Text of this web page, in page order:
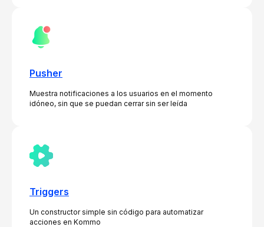
Pusher
Muestra notificaciones a los usuarios en el momento
idóneo, sin que se puedan cerrar sin ser leída
Triggers
Un constructor simple sin código para automatizar
acciones en Kommo